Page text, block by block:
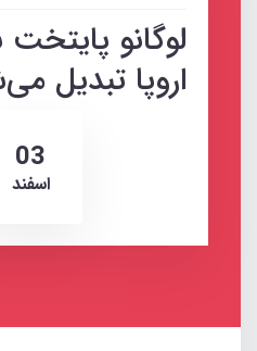
لوگانو
اروپا تبدیل
03
اسفند